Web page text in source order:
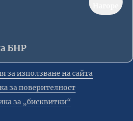
БНР
за използване на сайта
за поверителност
за „бисквитки“